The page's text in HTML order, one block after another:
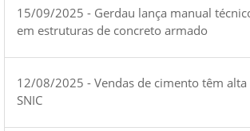
15/09/2025 - Gerdau lança manual
em estruturas de concreto armado
12/08/2025 - Vendas de cimento têm
SNIC